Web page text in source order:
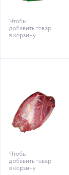
Чтобы
добавить товар
в корзину
Чтобы
добавить товар
в корзину